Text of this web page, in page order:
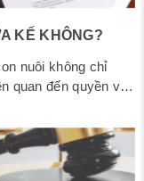
KẾ KHÔNG?
nuôi không chỉ
quan đến quyền và
Đây là nội dung